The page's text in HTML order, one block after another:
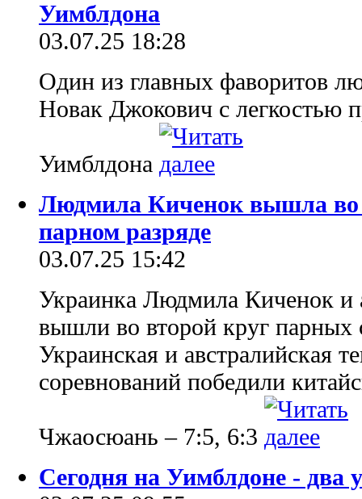
Уимблдона
03.07.25 18:28
Один из главных фаворитов
Новак Джокович с легкостью
Уимблдона
Людмила Киченок вышла во
парном разряде
03.07.25 15:42
Украинка Людмила Киченок и
вышли во второй круг парных
Украинская и австралийская
соревнований победили
Чжаосюань – 7:5, 6:3
Сегодня на Уимблдоне - два